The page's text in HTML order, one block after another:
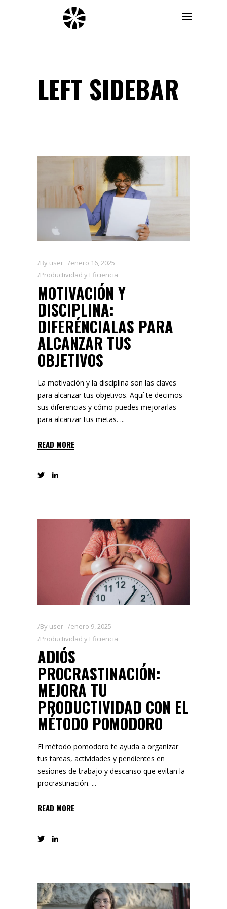
LEFT SIDEBAR
By user
enero 16, 2025
Productividad y Eficiencia
MOTIVACIÓN Y
DISCIPLINA:
DIFERÉNCIALAS PARA
ALCANZAR TUS
OBJETIVOS
La motivación y la disciplina son las claves
para alcanzar tus objetivos. Aquí te decimos
sus diferencias y cómo puedes mejorarlas
para alcanzar tus metas.
READ MORE
By user
enero 9, 2025
Productividad y Eficiencia
ADIÓS
PROCRASTINACIÓN:
MEJORA TU
PRODUCTIVIDAD CON EL
MÉTODO POMODORO
El método pomodoro te ayuda a organizar
tus tareas, actividades y pendientes en
sesiones de trabajo y descanso que evitan la
procrastinación.
READ MORE